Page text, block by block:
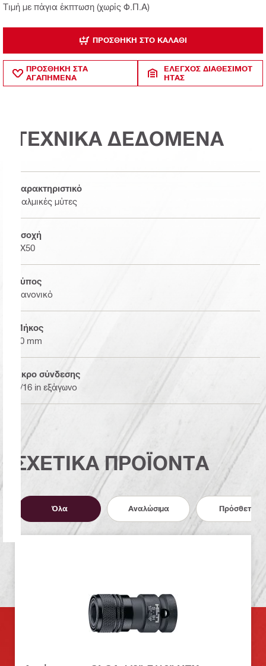
Τιμή με πάγια έκπτωση (χωρίς Φ.Π.Α)
ΠΡΟΣΘΉΚΗ ΣΤΟ ΚΑΛΆΘΙ
ΠΡΟΣΘΗΚΗ ΣΤΑ
ΑΓΑΠΗΜΕΝΑ
ΈΛΕΓΧΟΣ ΔΙΑΘΕΣΙΜΌΤ
ΗΤΑΣ
ΤΕΧΝΙΚΑ ΔΕΔΟΜΕΝΑ
Χαρακτηριστικό
Παλμικές μύτες
Εσοχή
TX50
Τύπος
Κανονικό
Μήκος
70 mm
Άκρο σύνδεσης
7/16 in εξάγωνο
ΣΧΕΤΙΚΑ ΠΡΟΪΟΝΤΑ
Όλα Αναλώσιμα Πρόσθετα